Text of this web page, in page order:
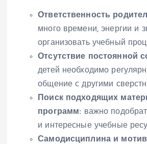
Ответственность
много времени, энергии и
организовать учебный
Отсутствие постоянной
детей необходимо
общение с другими
Поиск подходящих
программ: важно
и интересные учебные
Самодисциплина и